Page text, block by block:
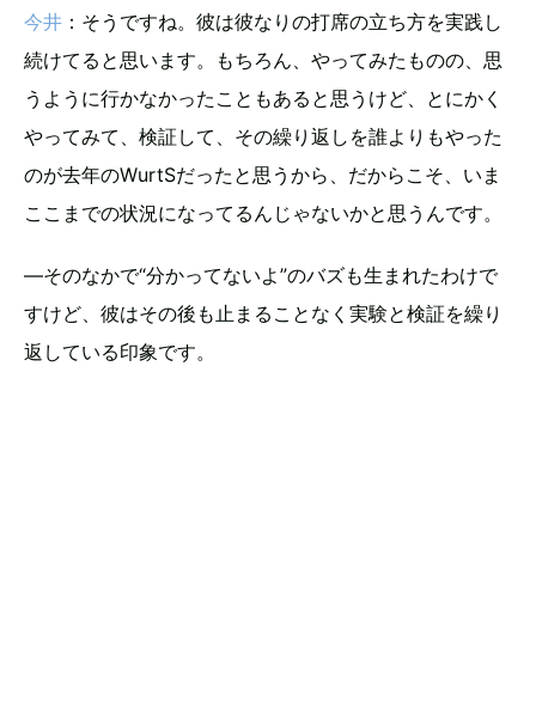
今井 ：そうですね。彼は彼なりの打席の立ち方を実践し
続けてると思います。もちろん、やってみたものの、思
うように行かなかったこともあると思うけど、とにかく
やってみて、検証して、その繰り返しを誰よりもやった
のが去年のWurtSだったと思うから、だからこそ、いま
ここまでの状況になってるんじゃないかと思うんです。
―そのなかで“分かってないよ”のバズも生まれたわけで
すけど、彼はその後も止まることなく実験と検証を繰り
返している印象です。